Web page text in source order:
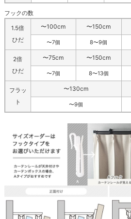
フックの数
1.5倍
ひだ
〜100cm 〜150cm
〜7個 8〜9個
2倍
ひだ
〜75cm 〜150cm
〜7個 8〜13個
フラッ
ト
〜130cm
〜9個